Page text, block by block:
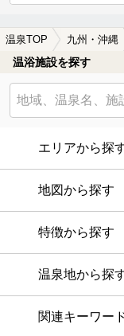
温泉TOP 九州・沖縄
温浴施設を探す
エリアから探
地図から探す
特徴から探す
温泉地から探
関連キーワー